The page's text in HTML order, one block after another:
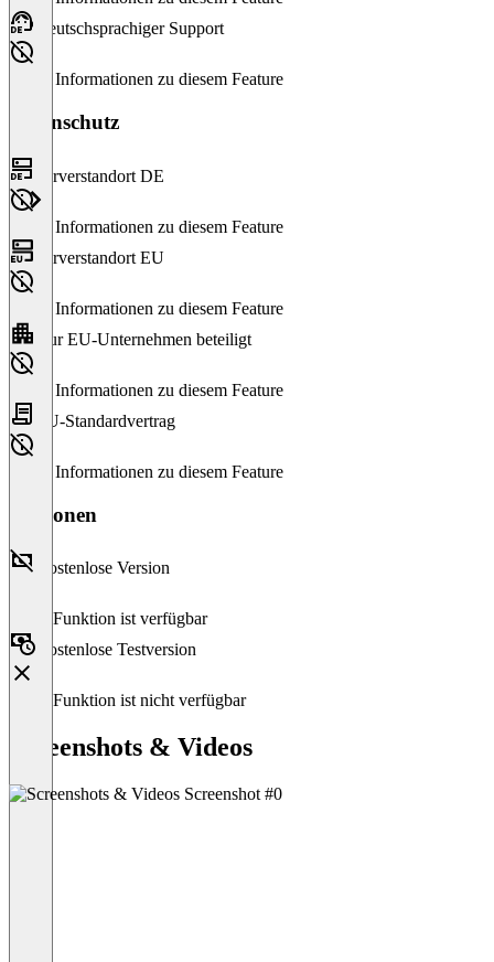
Deutschsprachiger Support
Keine Informationen zu diesem Feature
Datenschutz
Serverstandort DE
Keine Informationen zu diesem Feature
Serverstandort EU
Keine Informationen zu diesem Feature
Nur EU-Unternehmen beteiligt
Keine Informationen zu diesem Feature
EU-Standardvertrag
Keine Informationen zu diesem Feature
Versionen
Kostenlose Version
Diese Funktion ist verfügbar
Kostenlose Testversion
Diese Funktion ist nicht verfügbar
Screenshots & Videos